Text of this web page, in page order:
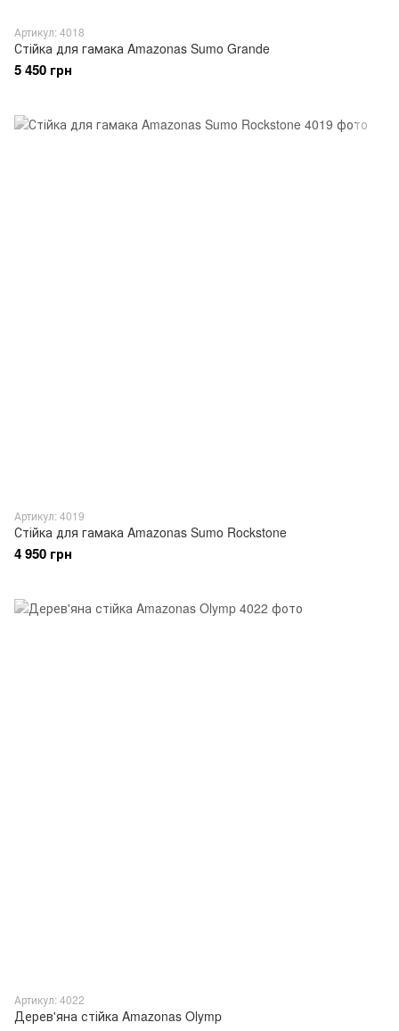
Артикул: 4018
Стійка для гамака Amazonas Sumo Grande
5 450 грн
Артикул: 4019
Стійка для гамака Amazonas Sumo Rockstone
4 950 грн
Артикул: 4022
Дерев'яна стійка Amazonas Olymp